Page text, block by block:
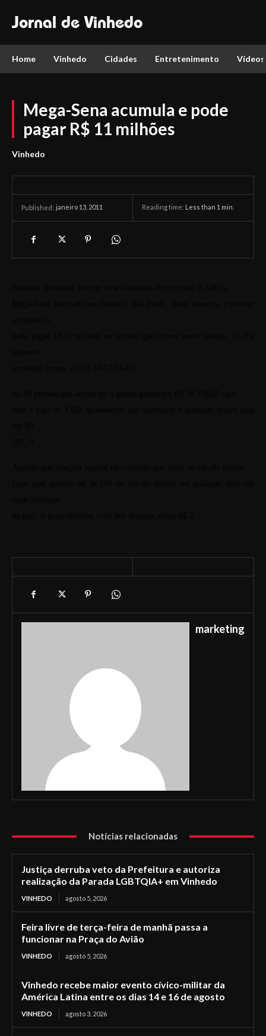
Jornal de Vinhedo
Home Vinhedo Cidades Entretenimento Vídeos
Mega-Sena acumula e pode
pagar R$ 11 milhões
Vinhedo
Published: janeiro 13, 2011 Reading time: Less than 1 min.
marketing
Notícias relacionadas
Justiça derruba veto da Prefeitura e autoriza
realização da Parada LGBTQIA+ em Vinhedo
VINHEDO agosto 5, 2026
Feira livre de terça-feira de manhã passa a
funcionar na Praça do Avião
VINHEDO agosto 5, 2026
Vinhedo recebe maior evento cívico-militar da
América Latina entre os dias 14 e 16 de agosto
VINHEDO agosto 3, 2026